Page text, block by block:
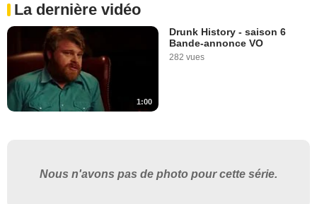
La dernière vidéo
1:00
Drunk History - saison 6
Bande-annonce VO
282 vues
Nous n'avons pas de photo pour cette série.